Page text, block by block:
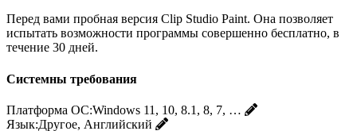
Перед вами пробная версия Clip Studio Paint. Она позволяет
испытать возможности программы совершенно бесплатно, в
течение 30 дней.
Системны требования
Платформа ОС:Windows 11, 10, 8.1, 8, 7, …
Язык:Другое, Английский